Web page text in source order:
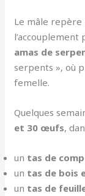
Le mâle repère
amas de
serpents », où
femelle.
Quelques
et 30 œufs,
un tas de
un tas de bois
un tas de